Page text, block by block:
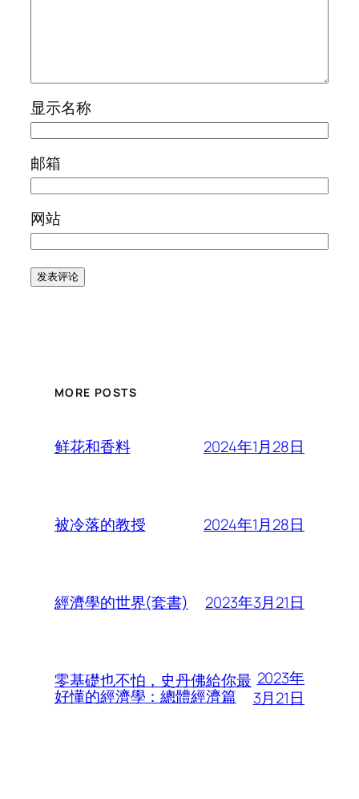
显示名称
邮箱
网站
MORE POSTS
鲜花和香料 2024年1月28日
被冷落的教授 2024年1月28日
經濟學的世界(套書) 2023年3月21日
零基礎也不怕，史丹佛給你最
好懂的經濟學：總體經濟篇
2023年
3月21日